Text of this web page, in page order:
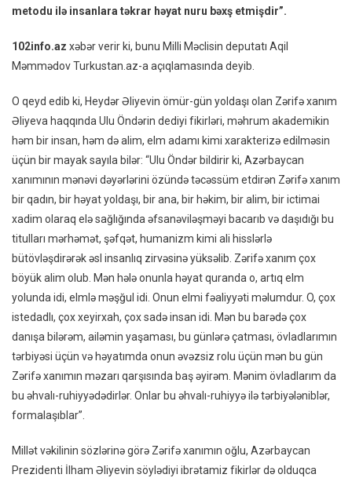
Əziz
metodu ilə insanlara təkrar həyat nuru bəxş etmişdir”.
102info.az xəbər verir ki, bunu Milli Məclisin deputatı Aqil
Məmmədov Turkustan.az-a açıqlamasında deyib.
O qeyd edib ki, Heydər Əliyevin ömür-gün yoldaşı olan Zərifə xanım
Əliyeva haqqında Ulu Öndərin dediyi fikirləri, məhrum akademikin
həm bir insan, həm də alim, elm adamı kimi xarakterizə edilməsin
üçün bir mayak sayıla bilər: “Ulu Öndər bildirir ki, Azərbaycan
xanımının mənəvi dəyərlərini özündə təcəssüm etdirən Zərifə xanım
bir qadın, bir həyat yoldaşı, bir ana, bir həkim, bir alim, bir ictimai
xadim olaraq elə sağlığında əfsanəviləşməyi bacarıb və daşıdığı bu
titulları mərhəmət, şəfqət, humanizm kimi ali hisslərlə
bütövləşdirərək əsl insanlıq zirvəsinə yüksəlib. Zərifə xanım çox
böyük alim olub. Mən hələ onunla həyat quranda o, artıq elm
yolunda idi, elmlə məşğul idi. Onun elmi fəaliyyəti məlumdur. O, çox
istedadlı, çox xeyirxah, çox sadə insan idi. Mən bu barədə çox
danışa bilərəm, ailəmin yaşaması, bu günlərə çatması, övladlarımın
tərbiyəsi üçün və həyatımda onun əvəzsiz rolu üçün mən bu gün
Zərifə xanımın məzarı qarşısında baş əyirəm. Mənim övladlarım da
bu əhvalı-ruhiyyədədirlər. Onlar bu əhvalı-ruhiyyə ilə tərbiyələniblər,
formalaşıblar”.
Millət vəkilinin sözlərinə görə Zərifə xanımın oğlu, Azərbaycan
Prezidenti İlham Əliyevin söylədiyi ibrətamiz fikirlər də olduqca